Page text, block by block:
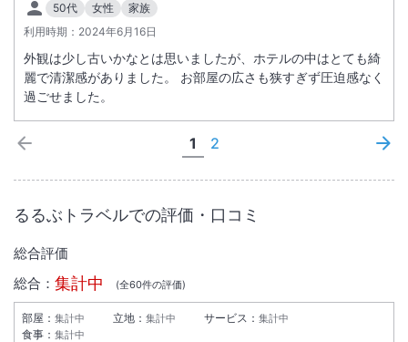
50代 女性
家族
利用時期： 2024年6月16日
外観は少し古いかなとは思いましたが、ホテルの中はとても綺
麗で清潔感がありました。 お部屋の広さも狭すぎず圧迫感なく
過ごせました。
1 2
るるぶトラベルでの評価・口コミ
総合評価
総合： 集計中 (全60件の評価)
部屋： 集計中 立地： 集計中 サービス： 集計中
食事： 集計中